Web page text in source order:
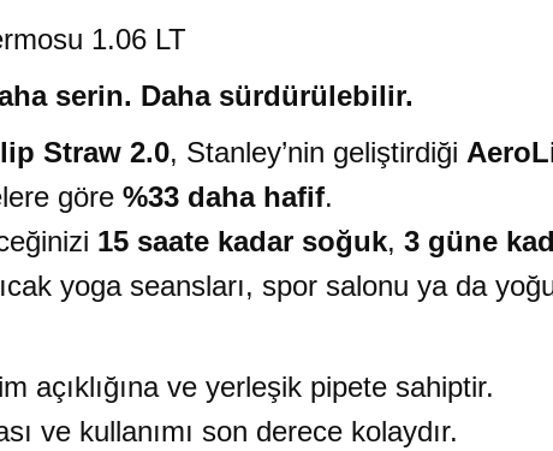
1.06 LT
serin. Daha sürdürülebilir.
Straw 2.0, Stanley’nin geliştirdiği
göre %33 daha hafif.
15 saate kadar soğuk, 3 güne
yoga seansları, spor salonu ya da
açıklığına ve yerleşik pipete sahiptir.
ve kullanımı son derece kolaydır.